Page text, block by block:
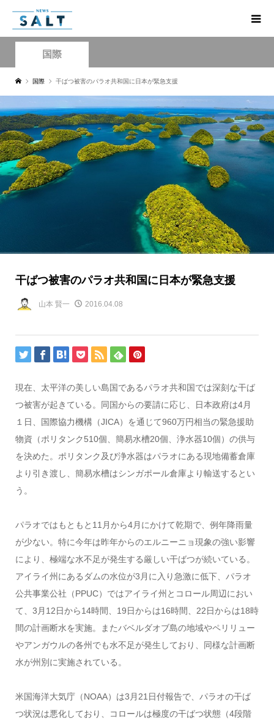
国際
国際 干ばつ被害のパラオ共和国に日本が緊急支援
干ばつ被害のパラオ共和国に日本が緊急支援
山本 賢一 2016.04.08
現在、太平洋の美しい島国であるパラオ共和国では深刻な干ば
つ被害が起きている。同国からの要請に応じ、日本政府は4月
１日、国際協力機構（JICA）を通じて960万円相当の緊急援助
物資（ポリタンク510個、簡易水槽20個、浄水器10個）の供与
を決めた。ポリタンク及び浄水器はパラオにある現地備蓄倉庫
より引き渡し、簡易水槽はシンガポール倉庫より輸送するとい
う。
パラオではもともと11月から4月にかけて乾期で、例年降雨量
が少ない。特に今年は昨年からのエルニーニョ現象の強い影響
により、極端な水不足が発生する厳しい干ばつが続いている。
アイライ州にあるダムの水位が3月に入り急激に低下、パラオ
公共事業公社（PPUC）ではアイライ州とコロール周辺におい
て、3月12日から14時間、19日からは16時間、22日からは18時
間の計画断水を実施。またバベルダオブ島の地域やペリリュー
やアンガウルの各州でも水不足が発生しており、同様な計画断
水が州別に実施されている。
米国海洋大気庁（NOAA）は3月21日付報告で、パラオの干ば
つ状況は悪化しており、コロールは極度の干ばつ状態（4段階